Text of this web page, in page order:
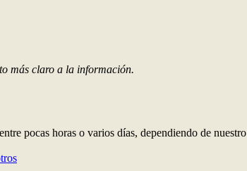
más claro a la información.
pocas horas o varios días, dependiendo de nuestro